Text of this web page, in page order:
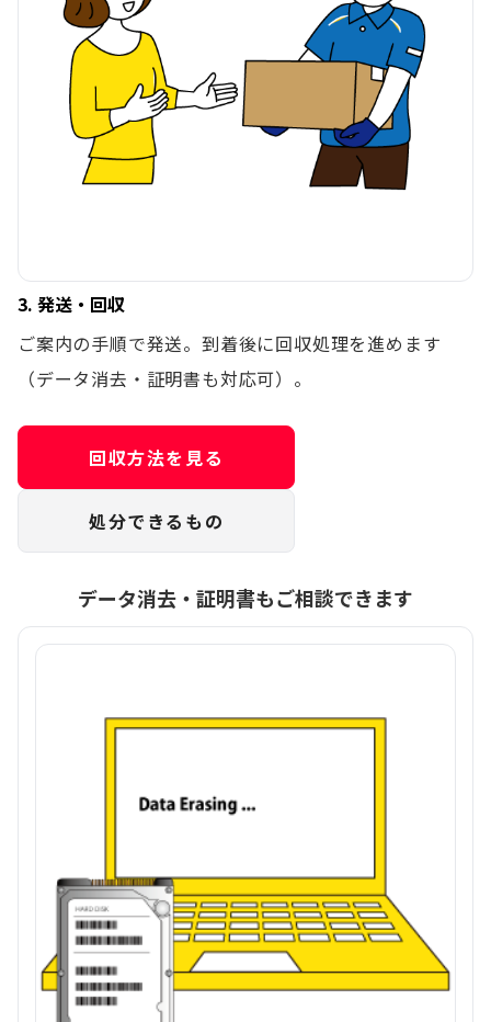
3. 発送・回収
ご案内の手順で発送。到着後に回収処理を進めます
（データ消去・証明書も対応可）。
回収方法を見る
処分できるもの
データ消去・証明書もご相談できます